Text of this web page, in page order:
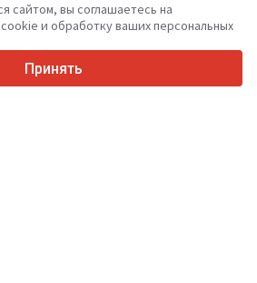
сайтом, вы соглашаетесь на
и обработку ваших персональных
Принять